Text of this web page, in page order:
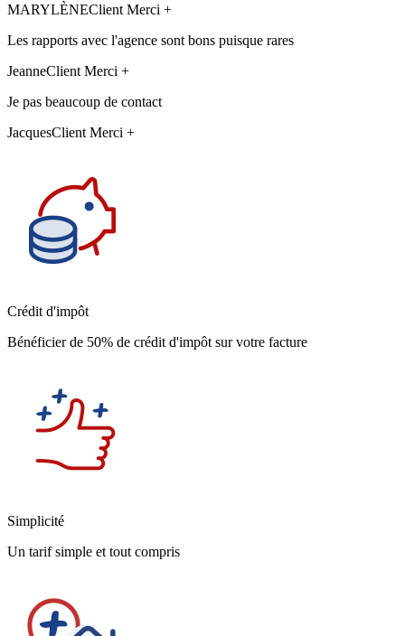
MARYLÈNEClient Merci +
Les rapports avec l'agence sont bons puisque rares
JeanneClient Merci +
Je pas beaucoup de contact
JacquesClient Merci +
Crédit d'impôt
Bénéficier de 50% de crédit d'impôt sur votre facture
Simplicité
Un tarif simple et tout compris